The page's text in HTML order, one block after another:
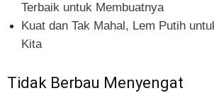
Terbaik untuk Membuatnya
Kuat dan Tak Mahal, Lem Putih
Kita
Tidak Berbau Menyengat